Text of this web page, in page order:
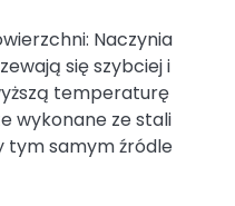
Naczynia
się szybciej i
temperaturę
wykonane ze stali
tym samym źródle